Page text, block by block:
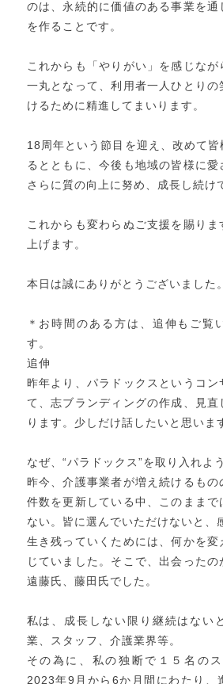
のは、永続的に価値のある事業を通
を作ることです。
これからも「やりがい」を感じな
一丸となって、利用者一人ひとり
けるために精進してまいります。
18周年という節目を迎え、改めて
るとともに、今後も地域の皆様に愛
さらに質の向上に努め、成長し続け
これからも変わらぬご支援を賜りま
上げます。
本日は誠にありがとうございました。
＊お時間のある方は、追伸もご覧
す。
追伸
昨年より、パラドックスというコ
て、志ブランディングの作成、見直
ります。少しだけ話したいと思いま
なぜ、“パラドックス”を取り入れよ
昨今、介護事業者が増え続けるも
件数を更新している中、このままで
ない。皆に選んでいただけないと、
生き残っていくためには、何かを
じていました。そこで、出会った
遠藤氏、藤田氏でした。
私は、成長しない限り継続はない
業、スタッフ、介護業界等。
その為に、私の独断で１５名の
2023年9月から6か月間にわたり、